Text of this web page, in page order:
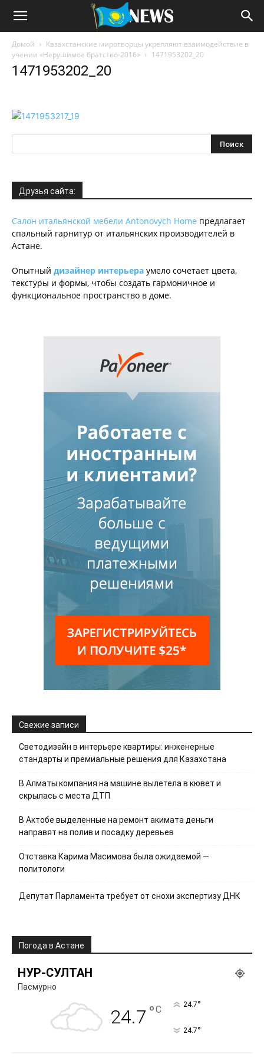
Домой
Казахстанские миротворцы укрепляют взаимодействие в
учении «Нерушимое братство-2016»
1471953202_20
1471953202_20
Друзья сайта:
Салон итальянской мебели Antonovych Home предлагает
спальный гарнитур от итальянских производителей в
Астане.
Опытный дизайнер интерьера умело сочетает цвета,
текстуры и формы, чтобы создать гармоничное и
функциональное пространство в доме.
Свежие записи
Светодизайн в интерьере квартиры: инженерные
стандарты и премиальные решения для Казахстана
В Алматы компания на машине вылетела в кювет и
скрылась с места ДТП
В Актобе выделенные на ремонт акимата деньги
направят на полив и посадку деревьев
Отставка Карима Масимова была ожидаемой —
политологи
Депутат Парламента требует от снохи экспертизу ДНК
Погода в Астане
НУР-СУЛТАН
Пасмурно
24.7 °C 24.7°
24.7°